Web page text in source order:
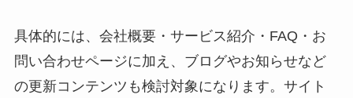
具体的には、会社概要・サービス紹介・FAQ・お
問い合わせページに加え、ブログやお知らせなど
の更新コンテンツも検討対象になります。サイト